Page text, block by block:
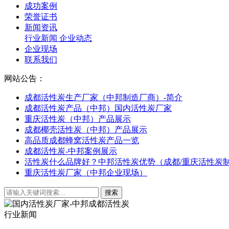
成功案例
荣誉证书
新闻资讯
行业新闻 企业动态
企业现场
联系我们
网站公告：
成都活性炭生产厂家（中邦制造厂商）-简介
成都活性炭产品（中邦）国内活性炭厂家
重庆活性炭（中邦）产品展示
成都椰壳活性炭（中邦）产品展示
高品质成都蜂窝活性炭产品一览
成都活性炭-中邦案例展示
活性炭什么品牌好？中邦活性炭优势（成都/重庆活性炭
重庆活性炭厂家（中邦企业现场）
行业新闻